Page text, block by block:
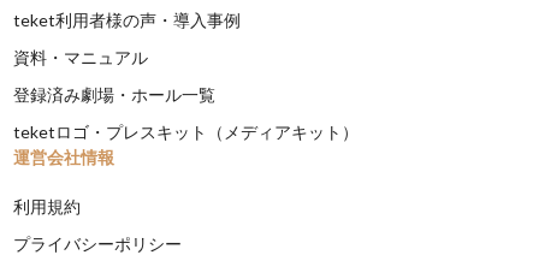
teket利用者様の声・導入事例
資料・マニュアル
登録済み劇場・ホール一覧
teketロゴ・プレスキット（メディアキット）
運営会社情報
利用規約
プライバシーポリシー